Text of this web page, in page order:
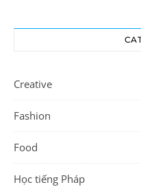
Creative
Fashion
Food
Học tiếng Pháp